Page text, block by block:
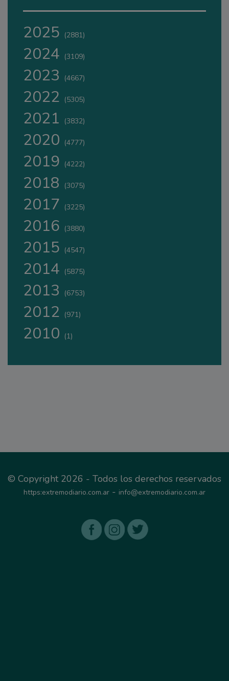
2025 (2881)
2024 (3109)
2023 (4667)
2022 (5305)
2021 (3832)
2020 (4777)
2019 (4222)
2018 (3075)
2017 (3225)
2016 (3880)
2015 (4547)
2014 (5875)
2013 (6753)
2012 (971)
2010 (1)
© Copyright 2026 - Todos los derechos reservados
https:extremodiario.com.ar - info@extremodiario.com.ar